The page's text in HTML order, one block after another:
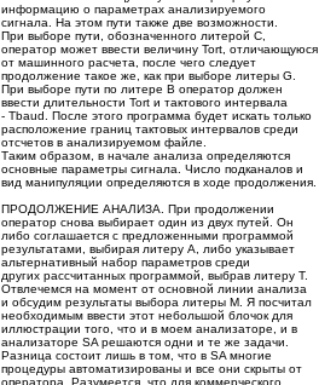
информацию о параметрах анализируемого
сигнала. На этом пути также две возможности.
При выборе пути, обозначенного литерой С,
оператор может ввести величину Tort, отличающуюся
от машинного расчета, после чего следует
продолжение такое же, как при выборе литеры G.
При выборе пути по литере B оператор должен
ввести длительности Tort и тактового интервала
- Tbaud. После этого программа будет искать только
расположение границ тактовых интервалов среди
отсчетов в анализируемом файле.
Таким образом, в начале анализа определяются
основные параметры сигнала. Число подканалов и
вид манипуляции определяются в ходе продолжения.
ПРОДОЛЖЕНИЕ АНАЛИЗА. При продолжении
оператор снова выбирает один из двух путей. Он
либо соглашается с предложенными программой
результатами, выбирая литеру A, либо указывает
альтернативный набор параметров среди
других рассчитанных программой, выбрав литеру T.
Отвлечемся на момент от основной линии анализа
и обсудим результаты выбора литеры M. Я посчитал
необходимым ввести этот небольшой блочок для
иллюстрации того, что и в моем анализаторе, и в
анализаторе SA решаются одни и те же задачи.
Разница состоит лишь в том, что в SA многие
процедуры автоматизированы и все они скрыты от
оператора. Разумеется, что для коммерческого